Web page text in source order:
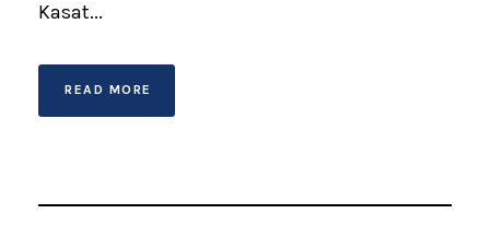
Kasat...
READ MORE